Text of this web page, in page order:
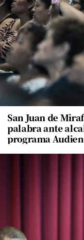
San Juan de
palabra ante
programa